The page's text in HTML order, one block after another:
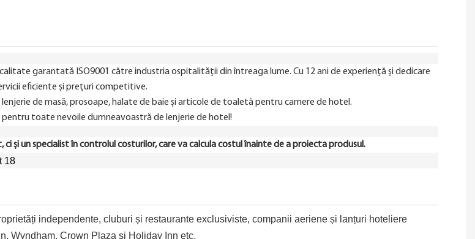
garantată ISO9001 către industria ospitalității din întreaga lume. Cu 12 ani de experiență și dedicare
eficiente și prețuri competitive.
de masă, prosoape, halate de baie și articole de toaletă pentru camere de hotel.
toate nevoile dumneavoastră de lenjerie de hotel!
ci și un specialist în controlul costurilor, care va calcula costul înainte de a proiecta produsul.
independente, cluburi și restaurante exclusiviste, companii aeriene și lanțuri hoteliere
Wyndham, Crown Plaza și Holiday Inn etc.